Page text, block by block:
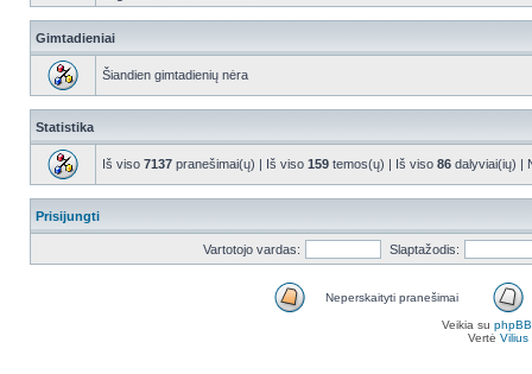
Gimtadieniai
Šiandien gimtadienių nėra
Statistika
Iš viso 7137 pranešimai(ų) | Iš viso 159 temos(ų) | Iš viso 86 dalyviai(ių) |
Prisijungti
Vartotojo vardas: Slaptažodis:
Neperskaityti pranešimai
Veikia su phpBB
Vertė Vilius